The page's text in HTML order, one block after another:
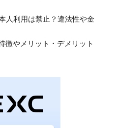
人利用は禁止？違法性や金
徴やメリット・デメリット